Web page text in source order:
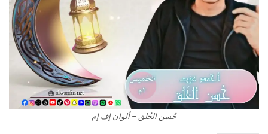
حُسن الخُلق – ألوان إف إم